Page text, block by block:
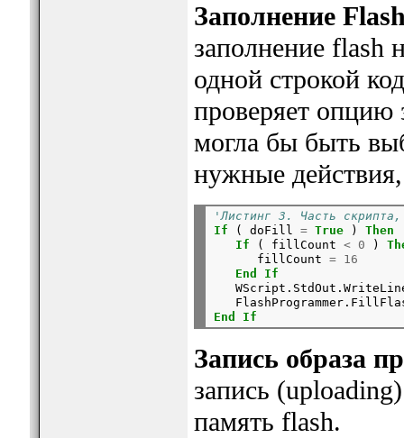
Заполнение
заполнение flash
одной строкой
проверяет опцию
могла бы быть
нужные
'Листинг 3. Часть
If ( doFill = True ) Then
If ( fillCount < 0 )
      fillCount
=
16
End
If
End
If
Запись образа
запись
память flash.